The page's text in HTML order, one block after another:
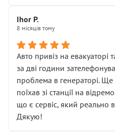
Далі ситуація тільки
• сказали, що тепер
• що біля авто стояти вже
• почали озвучувати купу
чіткого пояснення
( ну все зняли та
Окремий момент, який
мені заявили, що бачок
міняти разом із головним
Ihor P.
8 місяців тому
Авто привіз на евакуаторі
за дві години
проблема в генераторі.
поїхав зі станції на
що є сервіс, який реально
Дякую!